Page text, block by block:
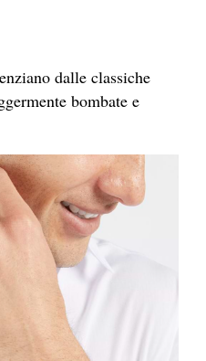
dalle classiche
bombate e